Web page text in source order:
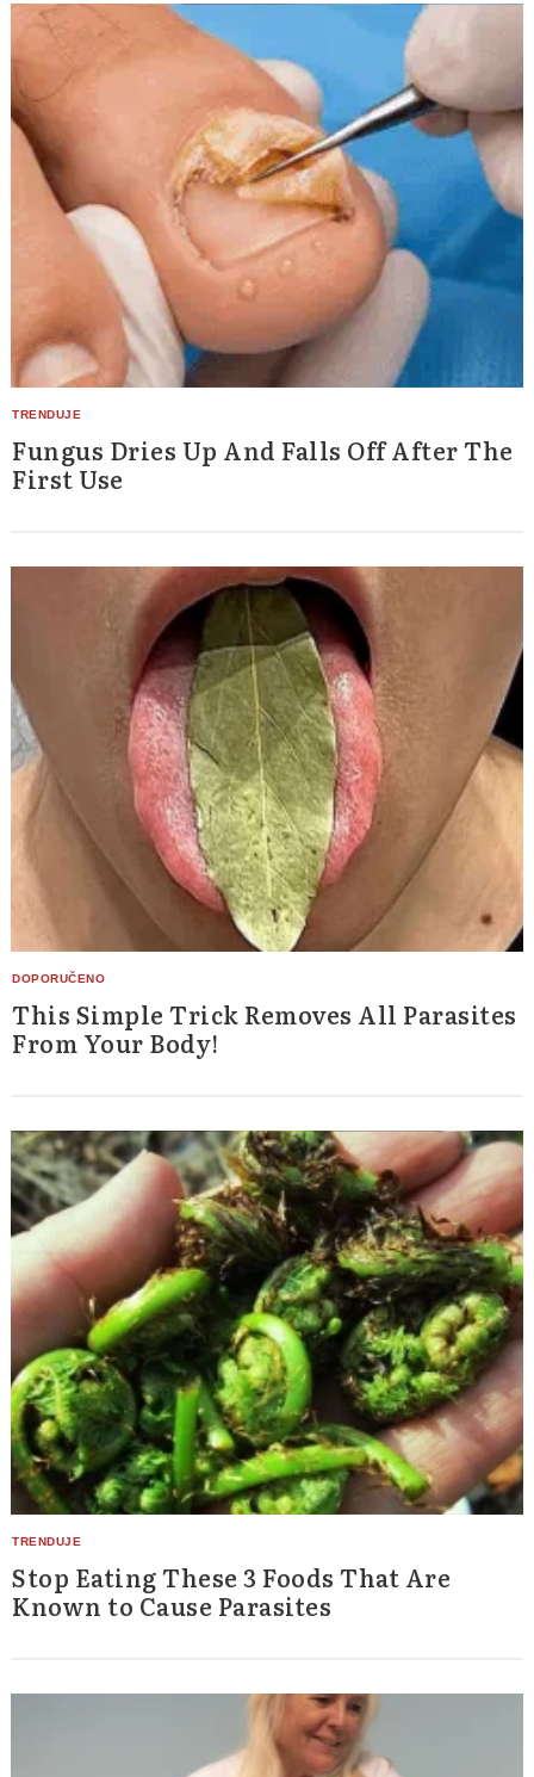
Fungus Dries Up And Falls Off After The
First Use
This Simple Trick Removes All Parasites
From Your Body!
Stop Eating These 3 Foods That Are
Known to Cause Parasites